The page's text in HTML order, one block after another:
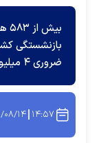
بازنشستگی
ضروری ۴ میلیون تومانی ثبت کردند.
۱۴:۵۷ ۱۳۹۶/